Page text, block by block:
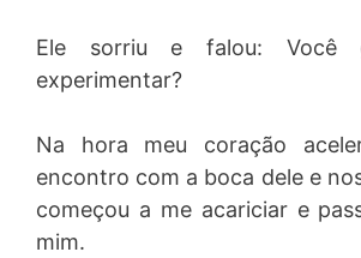
Ele sorriu e falou: Você
experimentar?
Na hora meu coração
encontro com a boca dele e
começou a me acariciar e
mim.